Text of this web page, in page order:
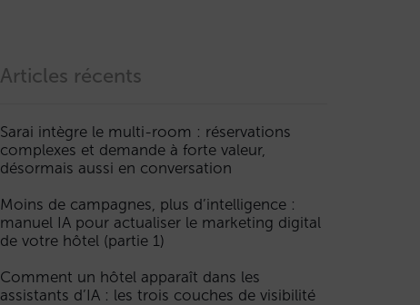
Articles récents
Sarai intègre le multi-room : réservations
complexes et demande à forte valeur,
désormais aussi en conversation
Moins de campagnes, plus d’intelligence :
manuel IA pour actualiser le marketing digital
de votre hôtel (partie 1)
Comment un hôtel apparaît dans les
assistants d’IA : les trois couches de visibilité